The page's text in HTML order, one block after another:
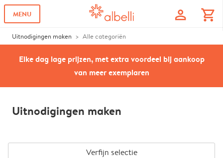
MENU profile shopping_cart
Uitnodigingen maken Alle categoriën
Elke dag lage prijzen, met extra voordeel bij aankoop
van meer exemplaren
Uitnodigingen maken
Verfijn selectie